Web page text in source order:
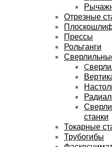
Отрезные
Прессы
Рольганги
станки
Токарные
Трубогибы